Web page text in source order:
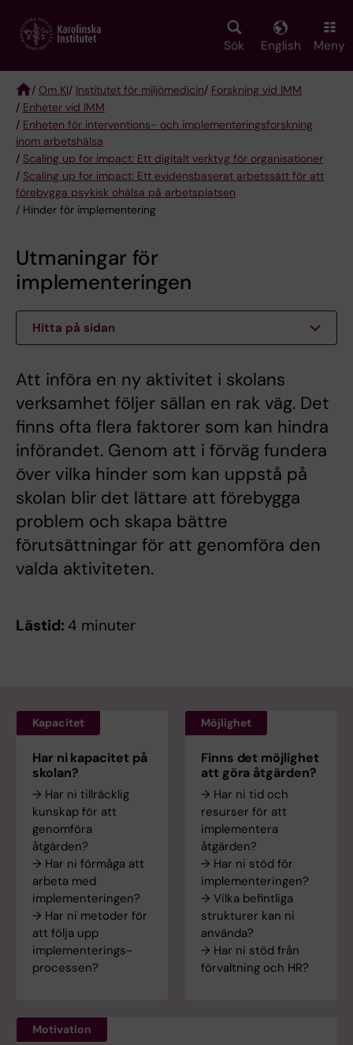
main
Sök English Meny
Breadcrumb
/ Om KI/ Institutet för miljömedicin/ Forskning vid IMM
/ Enheter vid IMM
/ Enheten för interventions- och implementeringsforskning
inom arbetshälsa
/ Scaling up for impact: Ett digitalt verktyg för organisationer
/ Scaling up for impact: Ett evidensbaserat arbetssätt för att
förebygga psykisk ohälsa på arbetsplatsen
/ Hinder för implementering
Utmaningar för
implementeringen
Hitta på sidan
Att införa en ny aktivitet i skolans
verksamhet följer sällan en rak väg. Det
finns ofta flera faktorer som kan hindra
införandet. Genom att i förväg fundera
över vilka hinder som kan uppstå på
skolan blir det lättare att förebygga
problem och skapa bättre
förutsättningar för att genomföra den
valda aktiviteten.
Lästid: 4 minuter
Kapacitet
Har ni kapacitet på
skolan?
→ Har ni tillräcklig
kunskap för att
genomföra
åtgärden?
→ Har ni förmåga att
arbeta med
implementeringen?
→ Har ni metoder för
att följa upp
implementerings-
processen?
Möjlighet
Finns det möjlighet
att göra åtgärden?
→ Har ni tid och
resurser för att
implementera
åtgärden?
→ Har ni stöd för
implementeringen?
→ Vilka befintliga
strukturer kan ni
använda?
→ Har ni stöd från
förvaltning och HR?
Motivation